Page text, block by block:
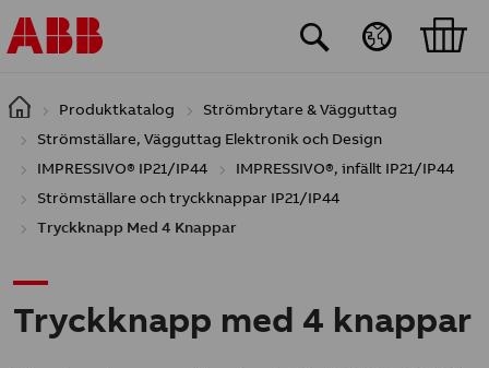
Hoppa till huvudinnehåll
Produktkatalog
Strömbrytare & Vägguttag
Strömställare, Vägguttag Elektronik och Design
IMPRESSIVO® IP21/IP44
IMPRESSIVO®, infällt IP21/IP44
Strömställare och tryckknappar IP21/IP44
Tryckknapp Med 4 Knappar
Tryckknapp med 4 knappar